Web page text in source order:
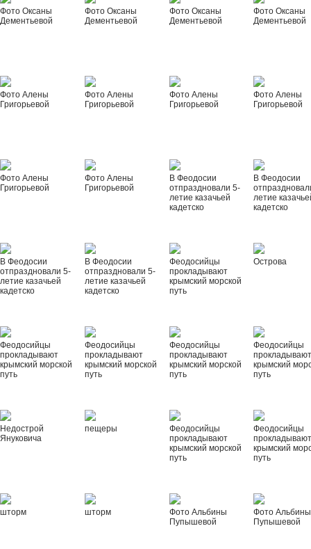
Фото Оксаны
Дементьевой
Фото Оксаны
Дементьевой
Фото Оксаны
Дементьевой
Фото Оксаны
Дементьевой
Фото Алены
Григорьевой
Фото Алены
Григорьевой
Фото Алены
Григорьевой
Фото Алены
Григорьевой
Фото Алены
Григорьевой
Фото Алены
Григорьевой
В Феодосии
отпраздновали 5-
летие казачьей
кадетско
В Феодосии
летие
кадетско
В Феодосии
отпраздновали 5-
летие казачьей
кадетско
В Феодосии
отпраздновали 5-
летие казачьей
кадетско
Феодосийцы
прокладывают
крымский морской
путь
Острова
Феодосийцы
прокладывают
крымский морской
путь
Феодосийцы
прокладывают
крымский морской
путь
Феодосийцы
прокладывают
крымский морской
путь
Феодосийцы
крымский
путь
Недострой
Януковича
пещеры
Феодосийцы
прокладывают
крымский морской
путь
Феодосийцы
крымский
путь
шторм шторм
Фото Альбины
Пупышевой
Фото Альбины
Пупышевой